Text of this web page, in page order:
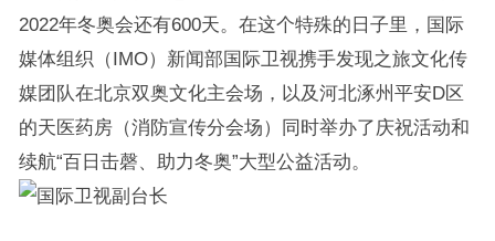
2022年冬奥会还有600天。在这个特殊的日子里，国际
媒体组织（IMO）新闻部国际卫视携手发现之旅文化传
媒团队在北京双奥文化主会场，以及河北涿州平安D区
的天医药房（消防宣传分会场）同时举办了庆祝活动和
续航“百日击磬、助力冬奥”大型公益活动。